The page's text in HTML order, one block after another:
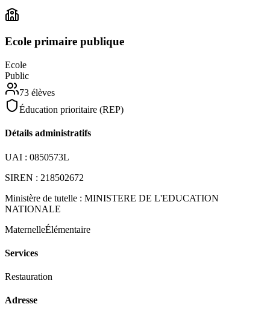
Ecole primaire publique
Ecole
Public
73 élèves
Éducation prioritaire (REP)
Détails administratifs
UAI : 0850573L
SIREN : 218502672
Ministère de tutelle : MINISTERE DE L'EDUCATION
NATIONALE
MaternelleÉlémentaire
Services
Restauration
Adresse